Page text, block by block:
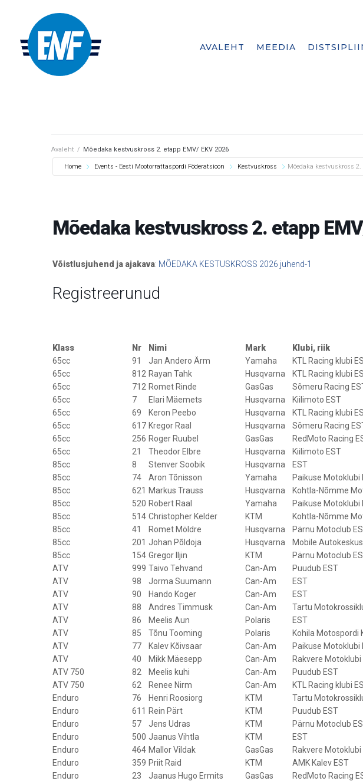
AVALEHT MEEDIA
Avaleht / Mõedaka kestvuskross 2. etapp EMV/ EKV 2026
Home Events - Eesti Mootorrattaspordi Föderatsioon Kestvuskross Mõedaka kestvuskross 2.
Mõedaka kestvuskross 2. etapp
Võistlusjuhend ja ajakava: MÕEDAKA KESTUSKROSS 2026 juhend-1
Registreerunud
Klass Nr Nimi Mark
Klubi, riik
65cc
91 Jan Andero Ärm Yamaha
KTL Racing klubi
65cc
812 Rayan Tahk Husqvarna
KTL Racing klubi
65cc
712 Romet Rinde GasGas
Sõmeru Racing
65cc
7 Elari Mäemets Husqvarna
Kiilimoto EST
65cc
69 Keron Peebo Husqvarna
KTL Racing klubi
65cc
617 Kregor Raal Husqvarna
Sõmeru Racing
65cc
256 Roger Ruubel GasGas
RedMoto Racing
65cc
21 Theodor Elbre Husqvarna
Kiilimoto EST
85cc
8 Stenver Soobik Husqvarna
EST
85cc
74 Aron Tõnisson Yamaha
Paikuse Motoklubi
85cc
621 Markus Trauss Husqvarna
Kohtla-Nõmme
85cc
520 Robert Raal Yamaha
Paikuse Motoklubi
85cc
514 Christopher Kelder KTM
Kohtla-Nõmme
85cc
41 Romet Möldre Husqvarna
Pärnu Motoclub
85cc
201 Johan Põldoja Husqvarna
Mobile
85cc
154 Gregor Iljin KTM
Pärnu Motoclub
ATV
999 Taivo Tehvand Can-Am
Puudub EST
ATV
98 Jorma Suumann Can-Am
EST
ATV
90 Hando Koger Can-Am
EST
ATV
88 Andres Timmusk Can-Am
Tartu
ATV
86 Meelis Aun Polaris
EST
ATV
85 Tõnu Tooming Polaris
Kohila Motospordi
ATV
77 Kalev Kõivsaar Can-Am
Paikuse Motoklubi
ATV
40 Mikk Mäesepp Can-Am
Rakvere Motoklubi
ATV 750
82 Meelis kuhi Can-Am
Puudub EST
ATV 750
62 Renee Nirm Can-Am
KTL Racing klubi
Enduro
76 Henri Roosiorg KTM
Tartu
Enduro
611 Rein Pärt KTM
Puudub EST
Enduro
57 Jens Udras KTM
Pärnu Motoclub
Enduro
500 Jaanus Vihtla KTM
EST
Enduro
464 Mallor Vildak GasGas
Rakvere Motoklubi
Enduro
359 Priit Raid KTM
AMK Kalev EST
Enduro
23 Jaanus Hugo Ermits GasGas
RedMoto Racing